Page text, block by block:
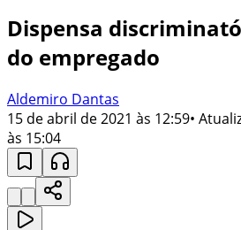
Dispensa
do empregado
Aldemiro Dantas
15 de abril de 2021 às 12:59•
às 15:04